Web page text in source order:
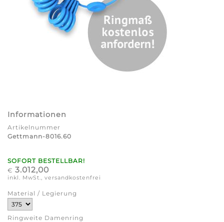
Informationen
Artikelnummer
Gettmann-8016.60
SOFORT BESTELLBAR!
€ 3.012,00
inkl. MwSt., versandkostenfrei
Material / Legierung
Ringweite Damenring